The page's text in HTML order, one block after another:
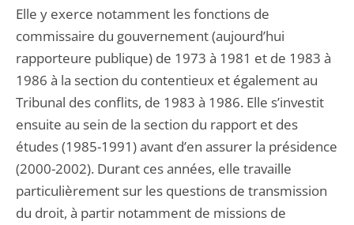
Elle y exerce notamment les fonctions de
commissaire du gouvernement (aujourd’hui
rapporteure publique) de 1973 à 1981 et de 1983 à
1986 à la section du contentieux et également au
Tribunal des conflits, de 1983 à 1986. Elle s’investit
ensuite au sein de la section du rapport et des
études (1985-1991) avant d’en assurer la présidence
(2000-2002). Durant ces années, elle travaille
particulièrement sur les questions de transmission
du droit, à partir notamment de missions de